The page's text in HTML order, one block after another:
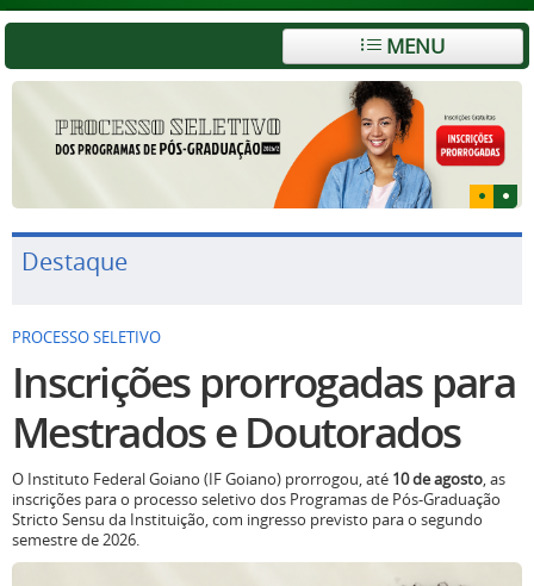
MENU
Destaque
PROCESSO SELETIVO
Inscrições prorrogadas para
Mestrados e Doutorados
O Instituto Federal Goiano (IF Goiano) prorrogou, até 10 de agosto, as
inscrições para o processo seletivo dos Programas de Pós-Graduação
Stricto Sensu da Instituição, com ingresso previsto para o segundo
semestre de 2026.